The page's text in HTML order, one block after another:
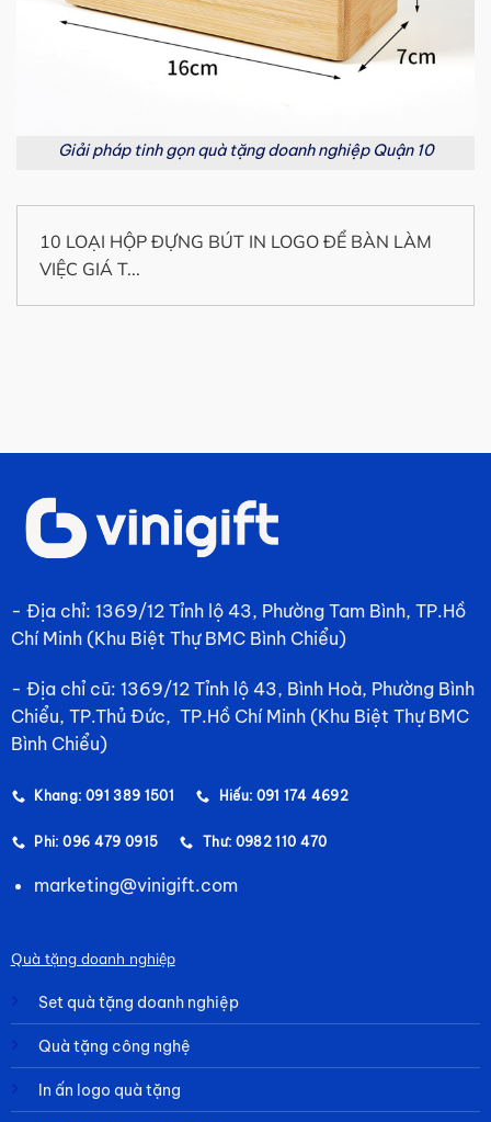
Giải pháp tinh gọn quà tặng doanh nghiệp Quận 10
10 LOẠI HỘP ĐỰNG BÚT IN LOGO ĐỂ BÀN LÀM
VIỆC GIÁ T...
- Địa chỉ: 1369/12 Tỉnh lộ 43, Phường Tam Bình, TP.Hồ
Chí Minh (Khu Biệt Thự BMC Bình Chiểu)
- Địa chỉ cũ: 1369/12 Tỉnh lộ 43, Bình Hoà, Phường Bình
Chiểu, TP.Thủ Đức, TP.Hồ Chí Minh (Khu Biệt Thự BMC
Bình Chiểu)
Khang: 091 389 1501 Hiếu: 091 174 4692
Phi: 096 479 0915 Thư: 0982 110 470
marketing@vinigift.com
Quà tặng doanh nghiệp
Set quà tặng doanh nghiệp
Quà tặng công nghệ
In ấn logo quà tặng